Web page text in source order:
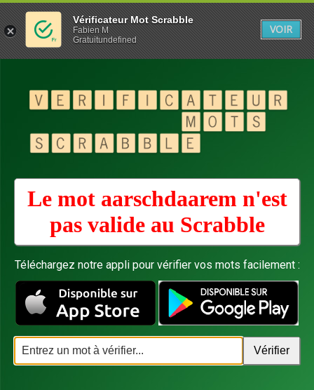
Le mot aarschdaarem n'est
pas valide au Scrabble
Téléchargez notre appli pour vérifier vos mots facilement :
Vérificateur Mot Scrabble
Fabien M
Gratuitundefined
VOIR